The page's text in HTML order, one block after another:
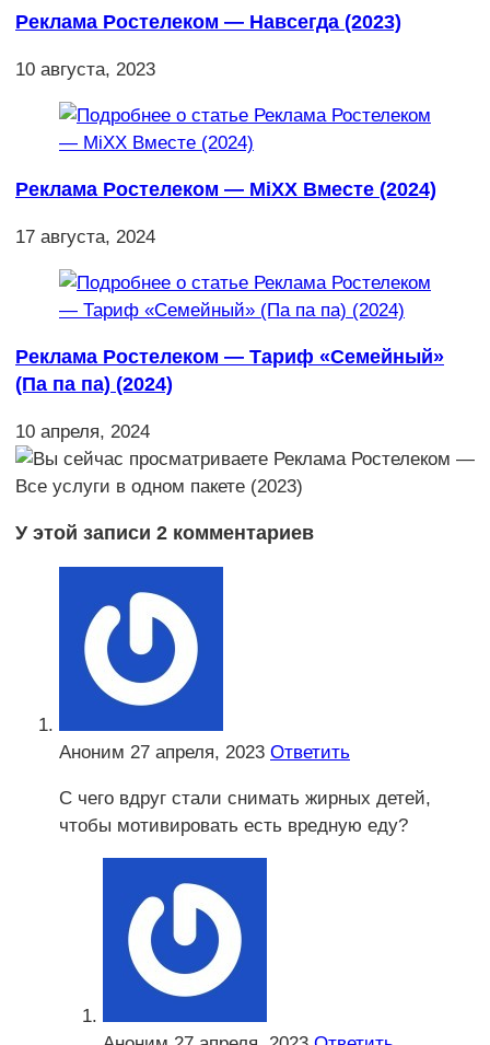
Реклама Ростелеком — Навсегда (2023)
10 августа, 2023
Реклама Ростелеком — MiXX Вместе (2024)
17 августа, 2024
Реклама Ростелеком — Тариф «Семейный»
(Па па па) (2024)
10 апреля, 2024
У этой записи 2 комментариев
Аноним 27 апреля, 2023 Ответить
С чего вдруг стали снимать жирных детей,
чтобы мотивировать есть вредную еду?